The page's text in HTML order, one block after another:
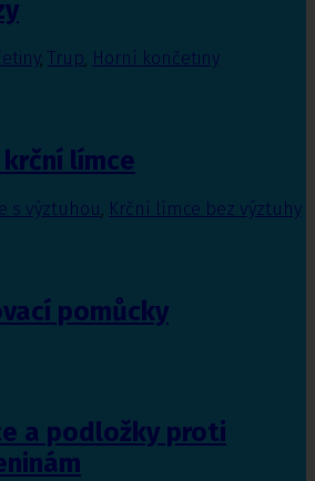
, Trup, Horní končetiny
krční límce
s výztuhou Krční límce bez výztuhy
pomůcky
a podložky proti